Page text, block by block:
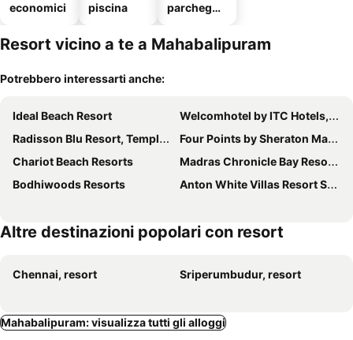
economici
piscina
parcheggi
Resort vicino a te a Mahabalipuram
Potrebbero interessarti anche:
Ideal Beach Resort
Welcomhotel by ITC Hotels, Kences Palm Beach, Mamallapuram
Radisson Blu Resort, Temple Bay Mamallapuram
Four Points by Sheraton Mahabalipuram Resort & Convention Center
Chariot Beach Resorts
Madras Chronicle Bay Resort & Spa
Bodhiwoods Resorts
Anton White Villas Resort Swimming Pool - Ac Villas - Jacuzzi - Family & Friends
Altre destinazioni popolari con resort
Chennai, resort Sriperumbudur, resort
Mahabalipuram: visualizza tutti gli alloggi